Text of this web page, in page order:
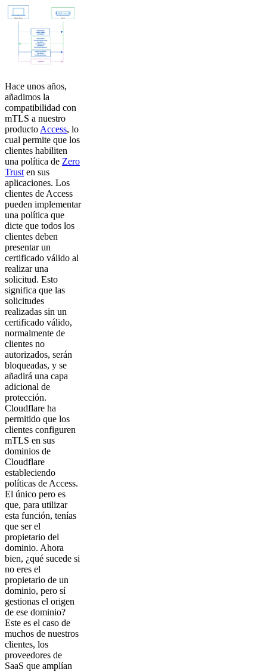
Hace unos años,
añadimos la
compatibilidad con
mTLS a nuestro
producto Access, lo
cual permite que los
clientes habiliten
una política de Zero
Trust en sus
aplicaciones. Los
clientes de Access
pueden implementar
una política que
dicte que todos los
clientes deben
presentar un
certificado válido al
realizar una
solicitud. Esto
significa que las
solicitudes
realizadas sin un
certificado válido,
normalmente de
clientes no
autorizados, serán
bloqueadas, y se
añadirá una capa
adicional de
protección.
Cloudflare ha
permitido que los
clientes configuren
mTLS en sus
dominios de
Cloudflare
estableciendo
políticas de Access.
El único pero es
que, para utilizar
esta función, tenías
que ser el
propietario del
dominio. Ahora
bien, ¿qué sucede si
no eres el
propietario de un
dominio, pero sí
gestionas el origen
de ese dominio?
Este es el caso de
muchos de nuestros
clientes, los
proveedores de
SaaS que amplían